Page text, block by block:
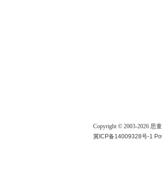
Copyright © 2003-2026 思
冀ICP备14009328号-1